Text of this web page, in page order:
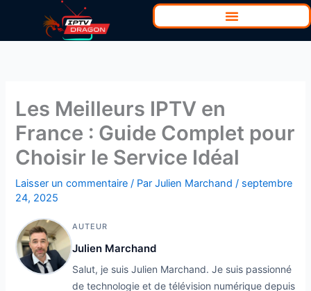
contenu
Les Meilleurs IPTV en
France : Guide Complet pour
Choisir le Service Idéal
Laisser un commentaire / ParJulien Marchand/ septembre
24, 2025
AUTEUR
Julien Marchand
Salut, je suis Julien Marchand. Je suis passionné
de technologie et de télévision numérique depuis